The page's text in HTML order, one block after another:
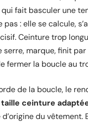
fait basculer une
pas : elle se calcule,
Ceinture trop
marque, finit
fermer la boucle au
de la boucle, le
ceinture
du vêtement.